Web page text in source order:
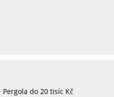
Pergola do 20 tisíc Kč